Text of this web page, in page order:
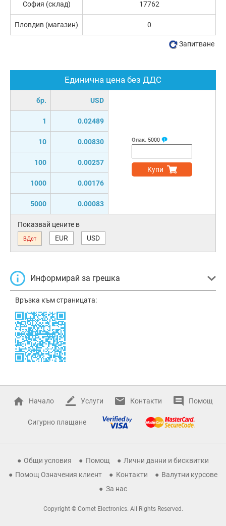
Единична цена без ДДС
бр. USD
1 0.02489
10 0.00830
100 0.00257
1000 0.00176
5000 0.00083
Опак. 5000
Купи
Показвай цените в
ВДст EUR USD
Информирай за грешка
Връзка към страницата:
София (склад) 17762
Пловдив (магазин) 0
Запитване
Начало Услуги Контакти Помощ
Сигурно плащане
Общи условия Помощ
Лични данни и бисквитки
Помощ Означения клиент
Контакти
Валутни курсове
За нас
Copyright © Comet Electronics. All Rights Reserved.